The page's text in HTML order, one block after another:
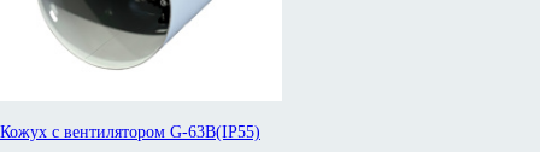
Кожух с вентилятором G-63B(IP55)